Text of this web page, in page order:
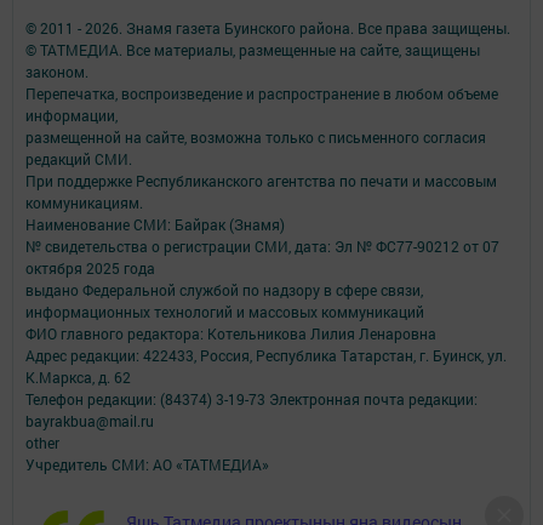
© 2011 - 2026. Знамя газета Буинского района. Все права защищены.
© ТАТМЕДИА. Все материалы, размещенные на сайте, защищены
законом.
Перепечатка, воспроизведение и распространение в любом объеме
информации,
размещенной на сайте, возможна только с письменного согласия
редакций СМИ.
При поддержке Республиканского агентства по печати и массовым
коммуникациям.
Наименование СМИ: Байрак (Знамя)
№ свидетельства о регистрации СМИ, дата: Эл № ФС77-90212 от 07
октября 2025 года
выдано Федеральной службой по надзору в сфере связи,
информационных технологий и массовых коммуникаций
ФИО главного редактора: Котельникова Лилия Ленаровна
Адрес редакции: 422433, Россия, Республика Татарстан, г. Буинск, ул.
К.Маркса, д. 62
Телефон редакции: (84374) 3-19-73 Электронная почта редакции:
bayrakbua@mail.ru
other
Учредитель СМИ: АО «ТАТМЕДИА»
Антикоррупционная политика